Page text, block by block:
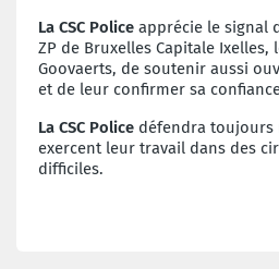
La CSC Police apprécie le signal
ZP de Bruxelles Capitale Ixelles,
Goovaerts, de soutenir aussi
et de leur confirmer sa
La CSC Police défendra toujours
exercent leur travail dans des
difficiles.